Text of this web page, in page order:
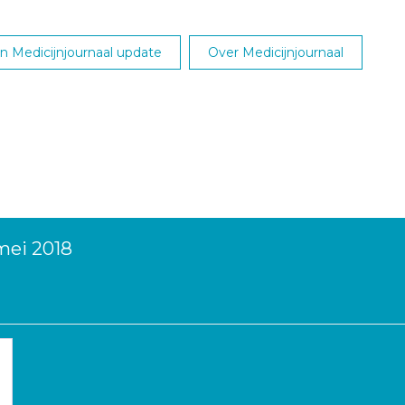
Medicijnjournaal update Over Medicijnjournaal
2018